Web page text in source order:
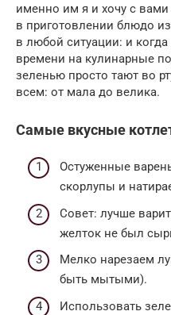
именно им я и хочу с вами
в приготовлении блюдо
в любой ситуации: и когда
времени на кулинарные
зеленью просто тают во
всем: от мала до велика.
Самые вкусные
Остуженные
скорлупы и
Совет: лучше
желток не был
Мелко нарезаем
быть мытыми).
Использовать